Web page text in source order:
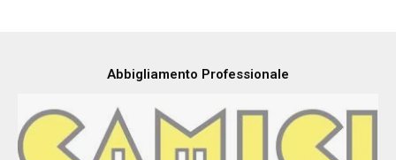
Abbigliamento Professionale